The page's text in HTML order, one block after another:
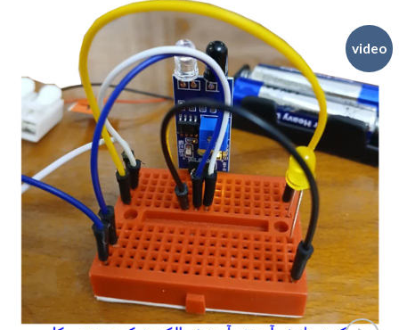
video